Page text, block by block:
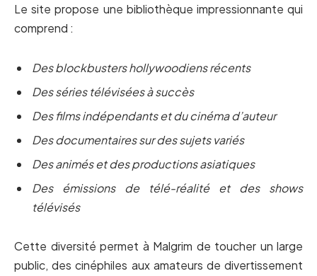
Le site propose une bibliothèque impressionnante qui
comprend :
Des blockbusters hollywoodiens récents
Des séries télévisées à succès
Des films indépendants et du cinéma d’auteur
Des documentaires sur des sujets variés
Des animés et des productions asiatiques
Des émissions de télé-réalité et des shows
télévisés
Cette diversité permet à Malgrim de toucher un large
public, des cinéphiles aux amateurs de divertissement